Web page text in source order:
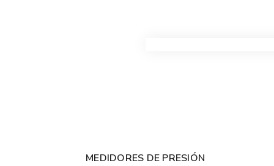
MEDIDORES DE PRESIÓN